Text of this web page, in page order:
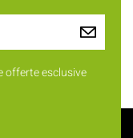
offerte esclusive